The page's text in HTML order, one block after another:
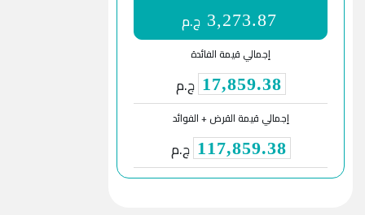
3,273.87 ج.م
إجمالي قيمة الفائدة
17,859.38 ج.م
إجمالي قيمة القرض + الفوائد
117,859.38 ج.م